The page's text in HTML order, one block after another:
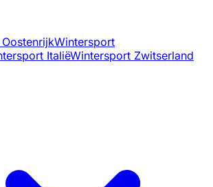
Wintersport
ItaliëWintersport Zwitserland